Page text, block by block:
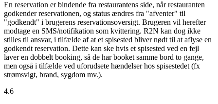
En reservation er bindende fra restaurantens side, når restauranten
godkender reservationen, og status ændres fra "afventer" til
"godkendt" i brugerens reservationsoversigt. Brugeren vil herefter
modtage en SMS/notifikation som kvittering. R2N kan dog ikke
stilles til ansvar, i tilfælde af at et spisested bliver nødt til at aflyse en
godkendt reservation. Dette kan ske hvis et spisested ved en fejl
laver en dobbelt booking, så de har booket samme bord to gange,
men også i tilfælde ved uforudsete hændelser hos spisestedet (fx
strømsvigt, brand, sygdom mv.).
4.6